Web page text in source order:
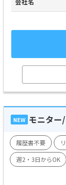
NEW モニター
履歴書不要
週2・3日からOK